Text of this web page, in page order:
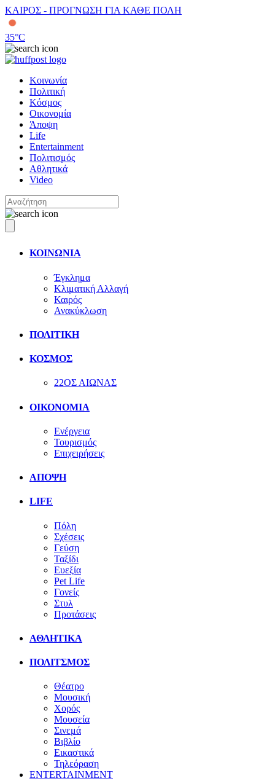
ΚΑΙΡΟΣ - ΠΡΟΓΝΩΣΗ ΓΙΑ ΚΑΘΕ ΠΟΛΗ
35°C
Κοινωνία
Πολιτική
Κόσμος
Οικονομία
Άποψη
Life
Entertainment
Πολιτισμός
Αθλητικά
Video
ΚΟΙΝΩΝΙΑ
Έγκλημα
Κλιματική Αλλαγή
Καιρός
Ανακύκλωση
ΠΟΛΙΤΙΚΗ
ΚΟΣΜΟΣ
22ΟΣ ΑΙΩΝΑΣ
ΟΙΚΟΝΟΜΙΑ
Ενέργεια
Τουρισμός
Επιχειρήσεις
ΑΠΟΨΗ
LIFE
Πόλη
Σχέσεις
Γεύση
Ταξίδι
Ευεξία
Pet Life
Γονείς
Στυλ
Προτάσεις
ΑΘΛΗΤΙΚΑ
ΠΟΛΙΤΣΜΟΣ
Θέατρο
Μουσική
Χορός
Μουσεία
Σινεμά
Βιβλίο
Εικαστικά
Τηλεόραση
ENTERTAINMENT